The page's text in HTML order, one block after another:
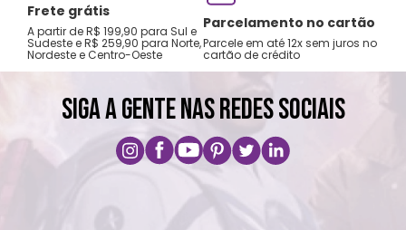
Frete grátis
A partir de R$ 199,90 para Sul e
Sudeste e R$ 259,90 para Norte,
Nordeste e Centro-Oeste
Parcelamento no cartão
Parcele em até 12x sem juros no
cartão de crédito
SIGA A GENTE NAS REDES SOCIAIS